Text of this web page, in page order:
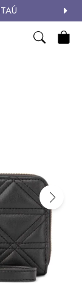
MI CUENTA